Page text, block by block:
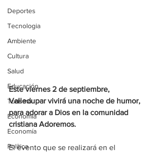
Deportes
Tecnologia
Ambiente
Cultura
Salud
Educación
Turismo
Economía
Economía
Política
Este viernes 2 de septiembre,
Valledupar vivirá una noche de humor,
para adorar a Dios en la comunidad
cristiana Adoremos.
El evento que se realizará en el